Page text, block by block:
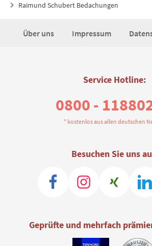
Raimund Schubert Bedachungen
Über uns Impressum
Service Hotline:
0800 -
* kostenlos aus allen deutschen
Besuchen Sie uns
Geprüfte und mehrfach